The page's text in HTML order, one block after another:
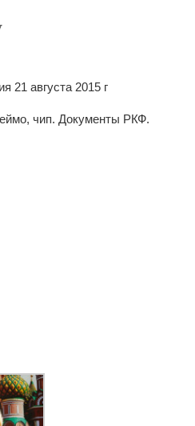
21 августа 2015 г
чип. Документы РКФ.